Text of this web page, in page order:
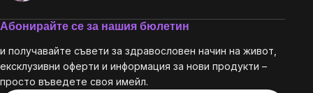
Абонирайте се за нашия бюлетин
и получавайте съвети за здравословен начин на живот,
ексклузивни оферти и информация за нови продукти –
просто въведете своя имейл.